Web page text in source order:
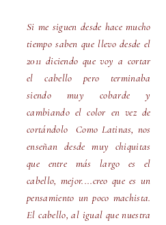
Si me siguen desde hace mucho
tiempo saben que llevo desde el
2011 diciendo que voy a cortar
el cabello pero terminaba
siendo muy cobarde y
cambiando el color en vez de
cortándolo Como Latinas, nos
enseñan desde muy chiquitas
que entre más largo es el
cabello, mejor....creo que es un
pensamiento un poco machista.
El cabello, al igual que nuestra